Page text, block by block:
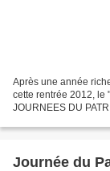
Après une année
cette rentrée 2012, le
JOURNEES DU
Journée du